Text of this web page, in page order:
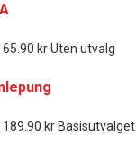
kr Uten utvalg
189.90 kr Basisutvalget